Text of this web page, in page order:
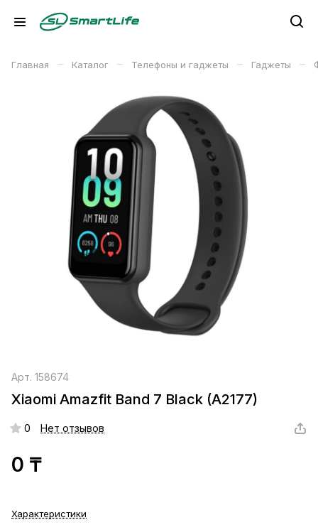
Главная – Каталог – Телефоны и гаджеты – Гаджеты –
Арт. 158674
Xiaomi Amazfit Band 7 Black (A2177)
0 Нет отзывов
0 ₸
Характеристики